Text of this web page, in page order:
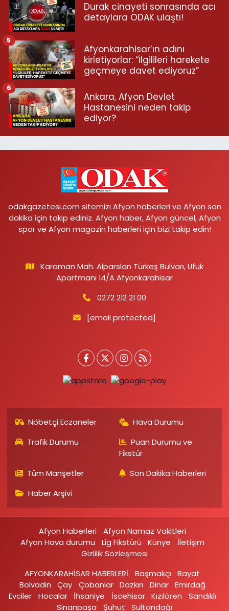
Durak cinayeti sonrasında acı
detaylara ODAK ulaştı!
Afyonkarahisar’ın adını
kirletiyorlar: “İlgilileri harekete
geçmeye davet ediyoruz”
5
Ankara, Afyon Devlet
Hastanesini neden takip
ediyor?
6
odakgazetesi.com sitemizi Afyon haberleri ve Afyon son
dakika için takip ediniz. Afyon haber, Afyon güncel, Afyon
spor ve Afyon magazin haberleri için bizi takip edin!
Karaman Mah. Alparslan Türkeş Bulvarı, Ufuk
Apartmanı 14/A Afyonkarahisar
0272 212 21 00
[email protected]
Nöbetçi Eczaneler
Hava Durumu
Trafik Durumu
Puan Durumu ve
Fikstür
Tüm Manşetler
Son Dakika Haberleri
Haber Arşivi
Afyon Haberleri
Afyon Namaz Vakitleri
Afyon Hava durumu
Lig Fikstürü Künye
İletişim
Gizlilik Sözleşmesi
AFYONKARAHİSAR HABERLERİ
Başmakçı
Bayat
Bolvadin
Çay Çobanlar Dazkırı Dinar Emirdağ‎
Evciler‎
Hocalar İhsaniye‎ İscehisar Kızılören‎
Sandıklı‎
Sinanpaşa
Şuhut Sultandağı